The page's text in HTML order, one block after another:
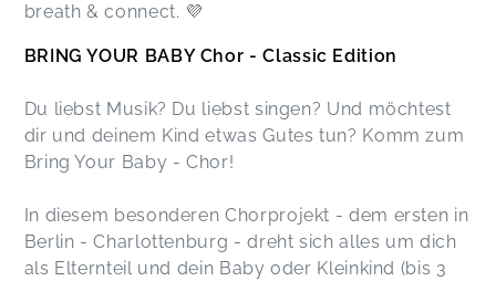
breath & connect. 💜
BRING YOUR BABY Chor - Classic Edition
Du liebst Musik? Du liebst singen? Und möchtest
dir und deinem Kind etwas Gutes tun? Komm zum
Bring Your Baby - Chor!
In diesem besonderen Chorprojekt - dem ersten in
Berlin - Charlottenburg - dreht sich alles um dich
als Elternteil und dein Baby oder Kleinkind (bis 3